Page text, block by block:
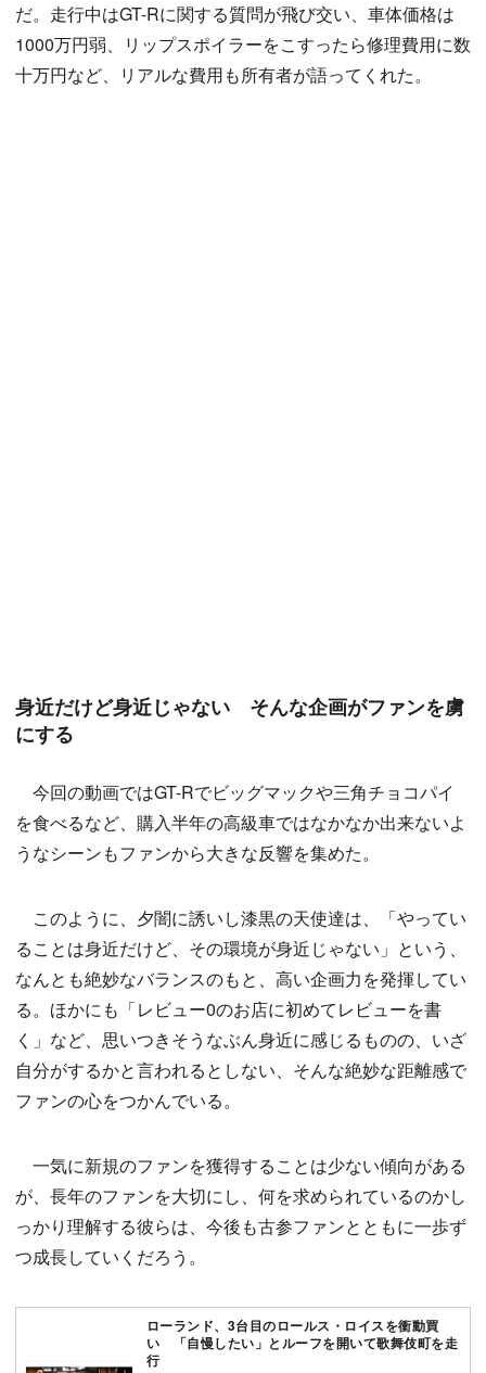
だ。走行中はGT-Rに関する質問が飛び交い、車体価格は
1000万円弱、リップスポイラーをこすったら修理費用に数
十万円など、リアルな費用も所有者が語ってくれた。
身近だけど身近じゃない そんな企画がファンを虜
にする
今回の動画ではGT-Rでビッグマックや三角チョコパイ
を食べるなど、購入半年の高級車ではなかなか出来ないよ
うなシーンもファンから大きな反響を集めた。
このように、夕闇に誘いし漆黒の天使達は、「やってい
ることは身近だけど、その環境が身近じゃない」という、
なんとも絶妙なバランスのもと、高い企画力を発揮してい
る。ほかにも「レビュー0のお店に初めてレビューを書
く」など、思いつきそうなぶん身近に感じるものの、いざ
自分がするかと言われるとしない、そんな絶妙な距離感で
ファンの心をつかんでいる。
一気に新規のファンを獲得することは少ない傾向がある
が、長年のファンを大切にし、何を求められているのかし
っかり理解する彼らは、今後も古参ファンとともに一歩ず
つ成長していくだろう。
ローランド、3台目のロールス・ロイスを衝動買
い 「自慢したい」とルーフを開いて歌舞伎町を走
行